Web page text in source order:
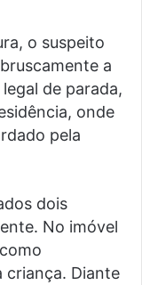
o suspeito
a
de parada,
onde
pela
dois
No imóvel
criança. Diante